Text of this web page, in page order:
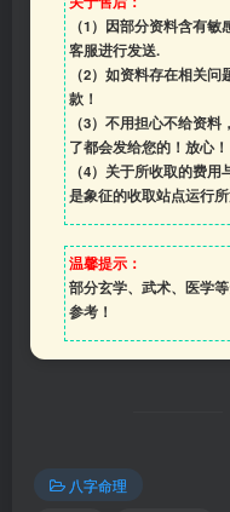
（1）因部分资料含有
客服进行发送.
（2）如资料存在相关
款！
（3） 不用担心不给资料
了都会发给您的！放心！
（4） 关于所收取的费用
是象征的收取站点运行
温馨提示：
部分玄学、武术、医学
参考！
八字命理